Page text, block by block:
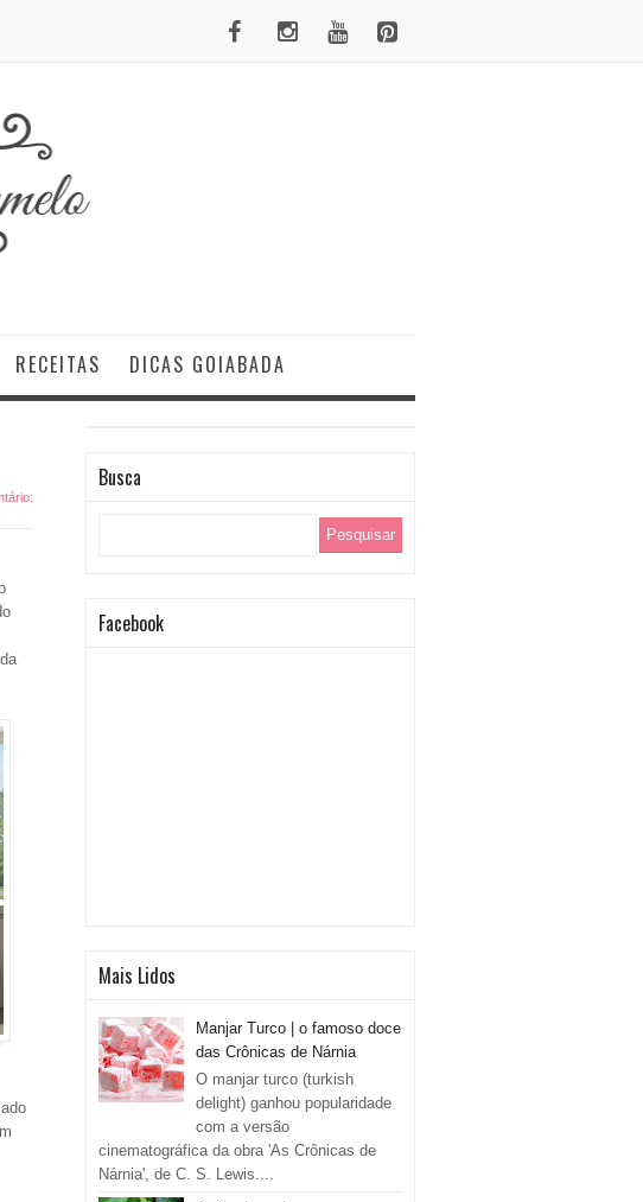
RECEITAS DICAS GOIABADA
Busca
Facebook
Mais Lidos
Manjar Turco | o famoso doce
das Crônicas de Nárnia
O manjar turco (turkish
delight) ganhou popularidade
com a versão
cinematográfica da obra 'As Crônicas de
Nárnia', de C. S. Lewis....